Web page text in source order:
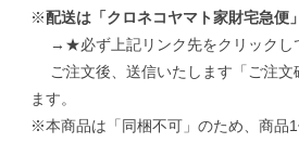
※配送は「クロネコヤマト家財宅急便
→★必ず上記リンク先をクリックし
ご注文後、送信いたします「ご注文
ます。
※本商品は「同梱不可」のため、商品